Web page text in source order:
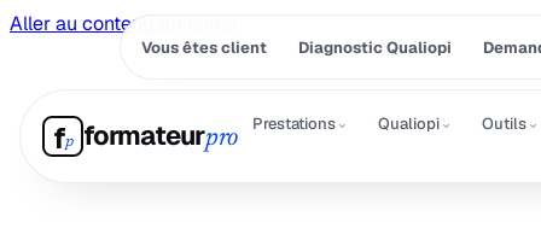
Aller au contenu principal
Vous êtes client Diagnostic Qualiopi
fp formateurpro
Prestations⌄ Qualiopi⌄ Outils⌄